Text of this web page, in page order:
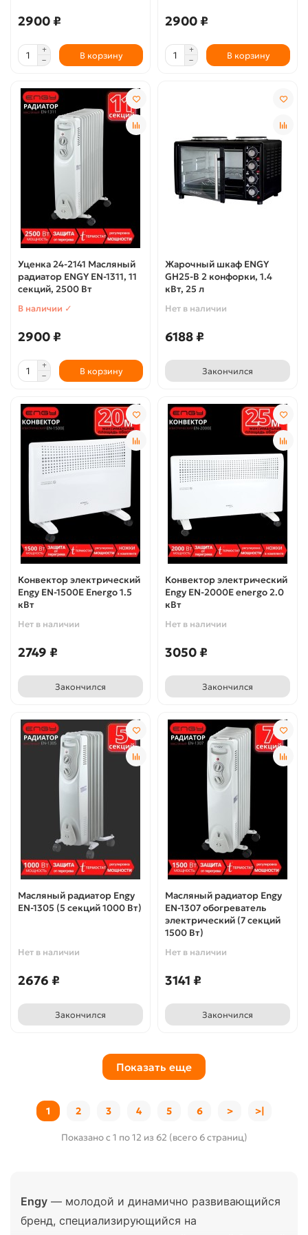
2900 ₽
В корзину
2900 ₽
В корзину
Уценка 24-2141 Масляный
радиатор ENGY EN-1311, 11
секций, 2500 Вт
В наличии ✓
2900 ₽
В корзину
Жарочный шкаф ENGY
GH25-B 2 конфорки, 1.4
кВт, 25 л
Нет в наличии
6188 ₽
Закончился
Конвектор электрический
Engy EN-1500E Energo 1.5
кВт
Нет в наличии
2749 ₽
Закончился
Конвектор электрический
Engy EN-2000E energo 2.0
кВт
Нет в наличии
3050 ₽
Закончился
Масляный радиатор Engy
EN-1305 (5 секций 1000 Вт)
Нет в наличии
2676 ₽
Закончился
Масляный радиатор Engy
EN-1307 обогреватель
электрический (7 секций
1500 Вт)
Нет в наличии
3141 ₽
Закончился
Показать еще
1 2 3 4 5 6 > >|
Показано с 1 по 12 из 62 (всего 6 страниц)
Engy — молодой и динамично развивающийся
бренд, специализирующийся на